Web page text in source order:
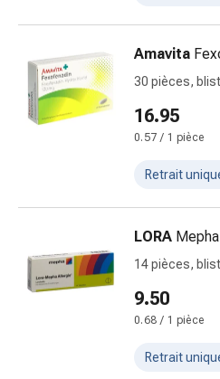
Hygiène
des
oreilles
Gouttes
ophtalmiques
Inflammation
Pansements
ophtalmiques
Hygiène
oculaire
Grippe
et
refroidissement
contre
Amavita
30 pièces,
16.95
0.57 / 1 pièce
Retrait
LORA
14 pièces,
9.50
0.68 / 1 pièce
Retrait